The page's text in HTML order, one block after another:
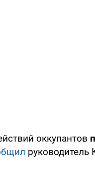
оккупантов